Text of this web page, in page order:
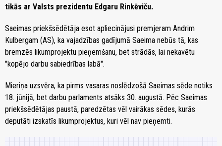
tikās ar Valsts prezidentu Edgaru Rinkēviču.
Saeimas priekšsēdētāja esot apliecinājusi premjeram Andrim
Kulbergam (AS), ka vajadzības gadījumā Saeima nebūs tā, kas
bremzēs likumprojektu pieņemšanu, bet strādās, lai nekavētu
"kopējo darbu sabiedrības labā".
Mieriņa uzsvēra, ka pirms vasaras noslēdzošā Saeimas sēde notiks
18. jūnijā, bet darbu parlaments atsāks 30. augustā. Pēc Saeimas
priekšsēdētājas paustā, paredzētas vēl vairākas sēdes, kurās
deputāti izskatīs likumprojektus, kuri vēl nav pieņemti.